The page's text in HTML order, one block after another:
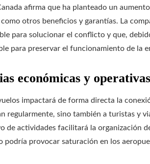
afirma que ha planteado un
otros beneficios y garantías. La
para solucionar el conflicto y que,
para preservar el funcionamiento de la
económicas y operativas
impactará de forma directa la
regularmente, sino también a turistas y
de actividades facilitará la organización
podría provocar saturación en los